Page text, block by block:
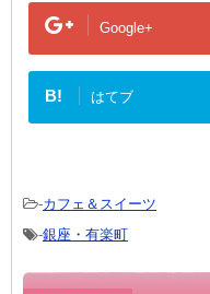
Google+
B! はてブ
-カフェ＆スイーツ
-銀座・有楽町